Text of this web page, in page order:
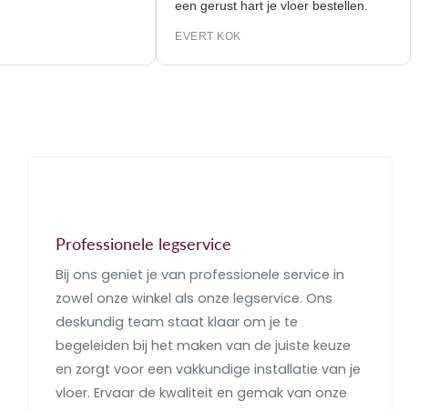
een gerust hart je vloer bestellen.
EVERT KOK
Professionele legservice
Bij ons geniet je van professionele service in
zowel onze winkel als onze legservice. Ons
deskundig team staat klaar om je te
begeleiden bij het maken van de juiste keuze
en zorgt voor een vakkundige installatie van je
vloer. Ervaar de kwaliteit en gemak van onze